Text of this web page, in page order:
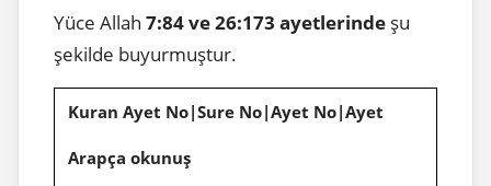
Yüce Allah 7:84 ve 26:173 ayetlerinde şu
şekilde buyurmuştur.
Kuran Ayet No|Sure No|Ayet No|Ayet
Arapça okunuş